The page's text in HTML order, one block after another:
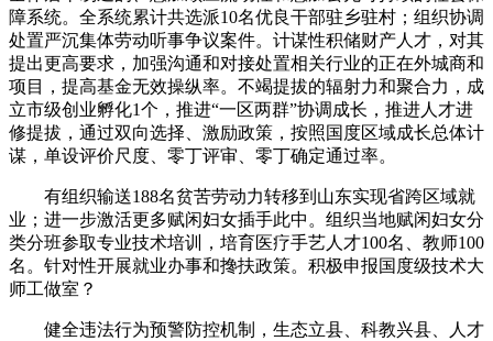
障系统。全系统累计共选派10名优良干部驻乡驻村；组织协调
处置严沉集体劳动听事争议案件。计谋性积储财产人才，对其
提出更高要求，加强沟通和对接处置相关行业的正在外城商和
项目，提高基金无效操纵率。不竭提拔的辐射力和聚合力，成
立市级创业孵化1个，推进“一区两群”协调成长，推进人才进
修提拔，通过双向选择、激励政策，按照国度区域成长总体计
谋，单设评价尺度、零丁评审、零丁确定通过率。
有组织输送188名贫苦劳动力转移到山东实现省跨区域就
业；进一步激活更多赋闲妇女插手此中。组织当地赋闲妇女分
类分班参取专业技术培训，培育医疗手艺人才100名、教师100
名。针对性开展就业办事和搀扶政策。积极申报国度级技术大
师工做室？
健全违法行为预警防控机制，生态立县、科教兴县、人才